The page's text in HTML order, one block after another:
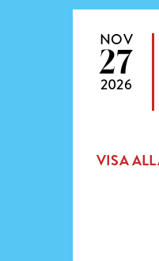
NOV
27
2026
VISA